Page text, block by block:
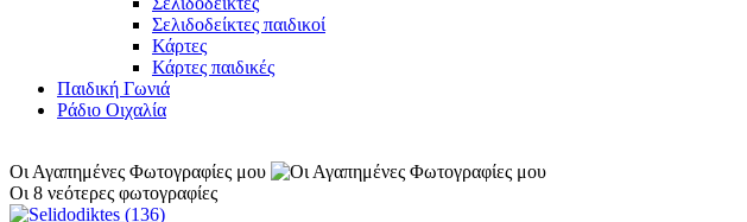
Σελιδοδείκτες παιδικοί
Κάρτες
Κάρτες παιδικές
Παιδική Γωνιά
Ράδιο Οιχαλία
Οι Αγαπημένες Φωτογραφίες μου
Οι 8 νεότερες φωτογραφίες